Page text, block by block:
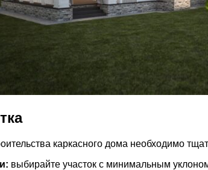
каркасного дома необходимо
выбирайте участок с минимальным